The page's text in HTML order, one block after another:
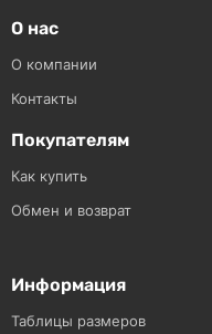
О нас
О компании
Контакты
Покупателям
Как купить
Обмен и возврат
Информация
Таблицы размеров